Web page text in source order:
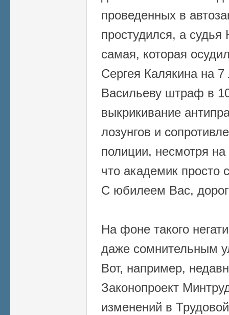
проведенных в
простудился, а
самая, которая
Сергея Калякина на 7
Васильеву штраф в
выкрикивание
лозунгов и
полиции, несмотря
что академик просто
С юбилеем Вас,
На фоне такого
даже сомнительным
Вот, например,
Законопроект
изменений в